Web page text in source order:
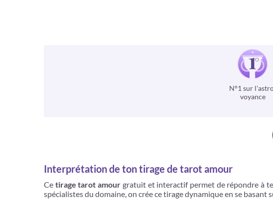
N°1 sur
voyance
Interprétation de ton tirage de tarot amour
Ce tirage tarot amour gratuit et interactif permet de répondre à
spécialistes du domaine, on crée ce tirage dynamique en se